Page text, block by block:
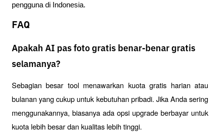
pengguna di Indonesia.
FAQ
Apakah AI pas foto gratis benar-benar gratis
selamanya?
Sebagian besar tool menawarkan kuota gratis harian atau
bulanan yang cukup untuk kebutuhan pribadi. Jika Anda sering
menggunakannya, biasanya ada opsi upgrade berbayar untuk
kuota lebih besar dan kualitas lebih tinggi.